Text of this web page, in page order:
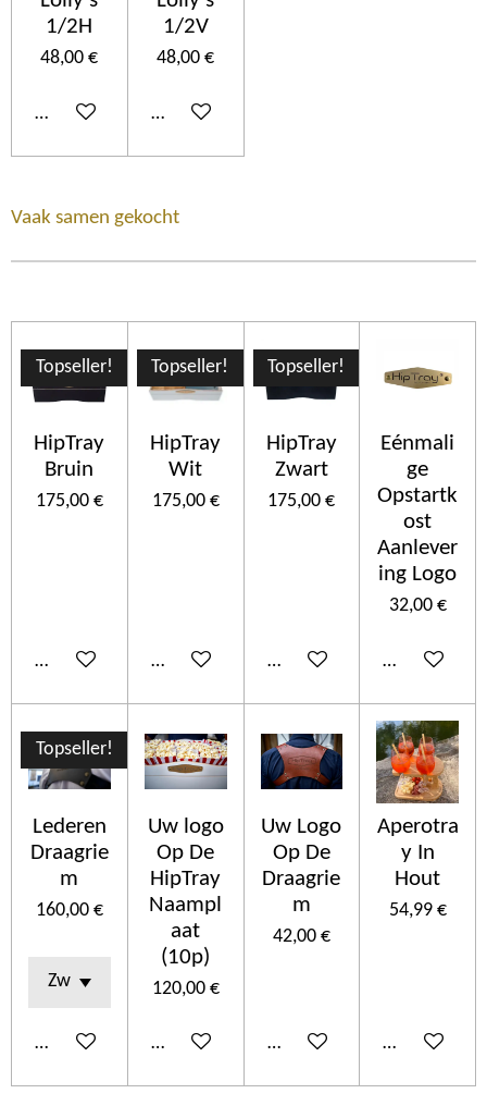
1/2H
48,00 €
Añadir al carrito
1/2V
48,00 €
Añadir al carrito
Vaak samen gekocht
Topseller!
HipTray
Bruin
175,00 €
Añadir al carrito
Topseller!
HipTray
Wit
175,00 €
Añadir al carrito
Topseller!
HipTray
Zwart
175,00 €
Añadir al carrito
Eénmali
ge
Opstartk
ost
Aanlever
ing Logo
32,00 €
Añadir al
Topseller!
Lederen
Draagrie
m
160,00 €
Añadir al carrito
Uw logo
Op De
HipTray
Naampl
aat
(10p)
120,00 €
Añadir al carrito
Uw Logo
Op De
Draagrie
m
42,00 €
Añadir al carrito
Aperotra
y In
Hout
54,99 €
Añadir al